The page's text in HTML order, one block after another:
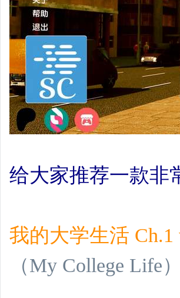
给大家推荐一款非
我的大学生活
（My College Life）